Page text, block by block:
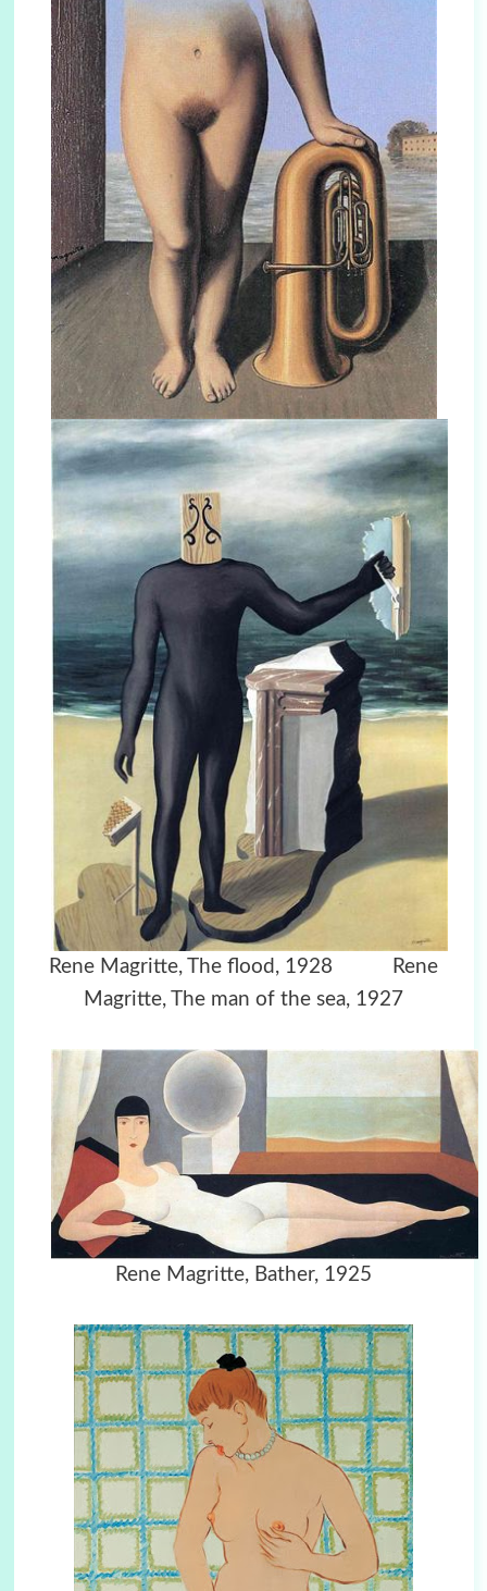
Rene Magritte, The flood, 1928 Rene
Magritte, The man of the sea, 1927
Rene Magritte, Bather, 1925